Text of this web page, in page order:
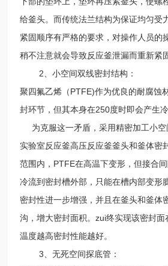
给釜头。而传统法兰结构为保证均匀受
紧固顺序有严格的要求，对操作人员的
稍不注意就会导致反应釜泄漏而重新紧
2、小空间双线密封结构：
聚四氟乙烯（PTFE)作为优良的耐腐蚀
封环节，但其本身在250度时即会产生冷
为克服这一矛盾，采用精密加工小空
实验室反应釜高压反应釜釜头和釜体密
范围内，PTFE在高温下变形，但接合
冷流到密封槽外部，只能在槽内部变形
密封性进一步增强，并且在釜头和釜体
沟，增大密封面积。zui终实现该密封面
温度越高密封性能越好。
3、无死空间探底管：